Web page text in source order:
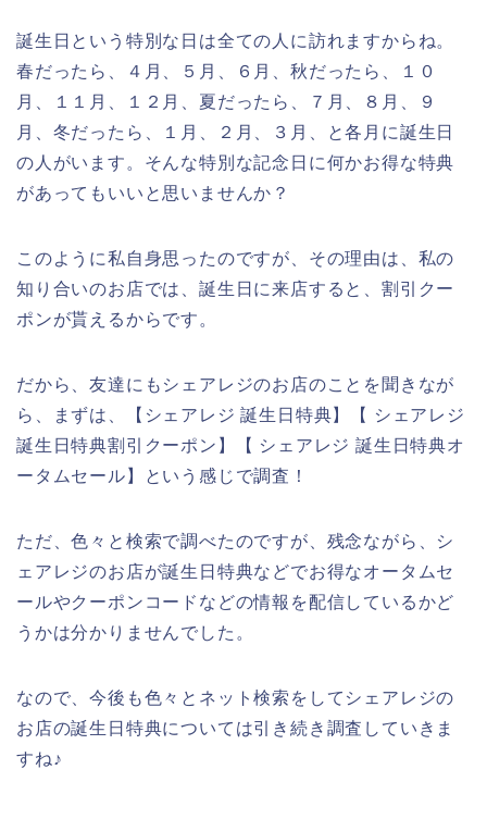
誕生日という特別な日は全ての人に訪れますからね。
春だったら、４月、５月、６月、秋だったら、１０
月、１１月、１２月、夏だったら、７月、８月、９
月、冬だったら、１月、２月、３月、と各月に誕生日
の人がいます。そんな特別な記念日に何かお得な特典
があってもいいと思いませんか？
このように私自身思ったのですが、その理由は、私の
知り合いのお店では、誕生日に来店すると、割引クー
ポンが貰えるからです。
だから、友達にもシェアレジのお店のことを聞きなが
ら、まずは、【シェアレジ 誕生日特典】【 シェアレジ
誕生日特典割引クーポン】【 シェアレジ 誕生日特典オ
ータムセール】という感じで調査！
ただ、色々と検索で調べたのですが、残念ながら、シ
ェアレジのお店が誕生日特典などでお得なオータムセ
ールやクーポンコードなどの情報を配信しているかど
うかは分かりませんでした。
なので、今後も色々とネット検索をしてシェアレジの
お店の誕生日特典については引き続き調査していきま
すね♪